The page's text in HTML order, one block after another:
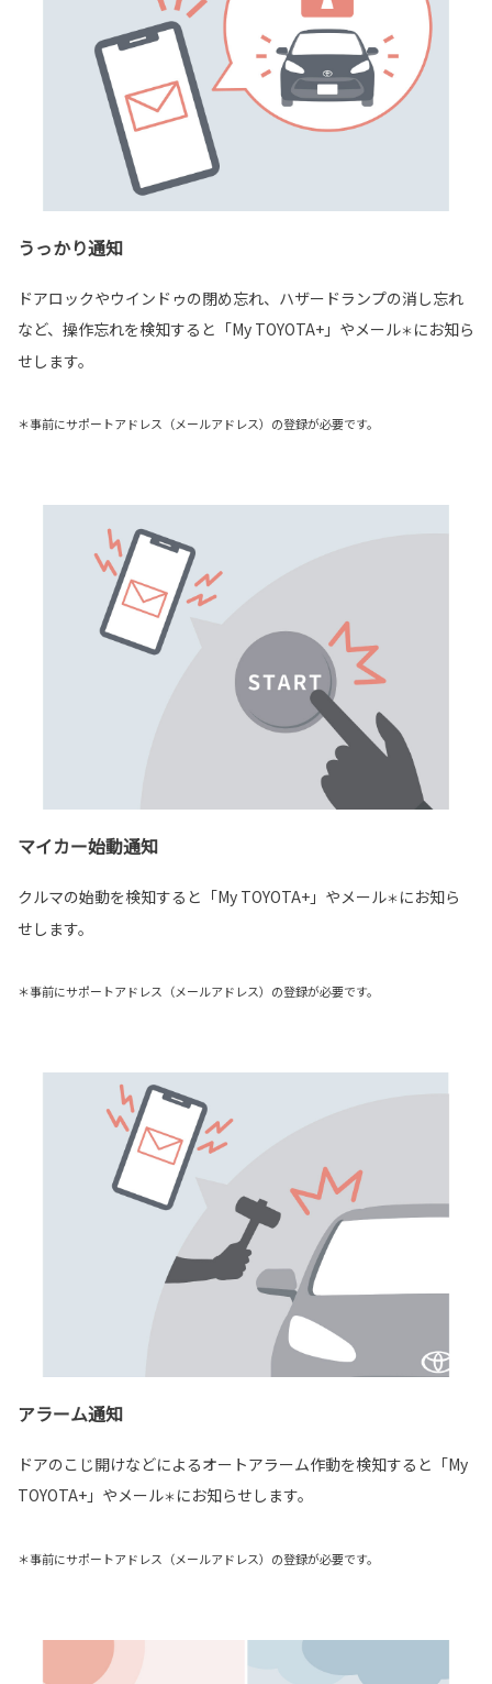
うっかり通知
ドアロックやウインドゥの閉め忘れ、ハザードランプの消し忘れ
など、操作忘れを検知すると「My TOYOTA+」やメール＊ にお知ら
せします。
＊事前にサポートアドレス（メールアドレス）の登録が必要です。
マイカー始動通知
クルマの始動を検知すると「My TOYOTA+」やメール＊ にお知ら
せします。
＊事前にサポートアドレス（メールアドレス）の登録が必要です。
アラーム通知
ドアのこじ開けなどによるオートアラーム作動を検知すると「My
TOYOTA+」やメール＊ にお知らせします。
＊事前にサポートアドレス（メールアドレス）の登録が必要です。